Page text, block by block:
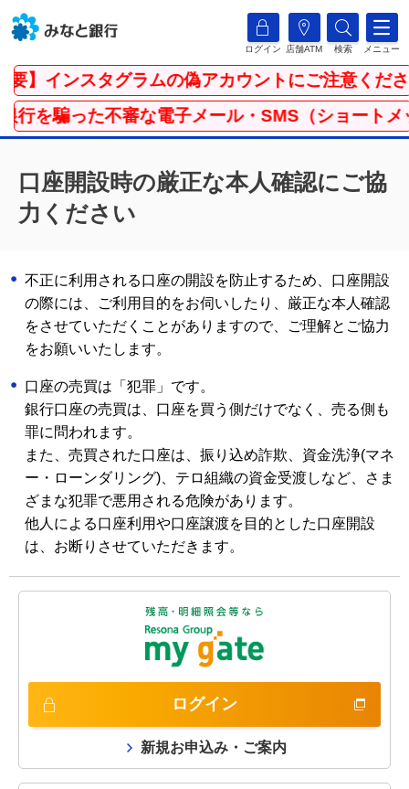
ログイン 店舗ATM 検索 メニュー
】インスタグラムの偽アカウントにご注意くださ
を騙った不審な電子メール・SMS（ショートメ
口座開設時の厳正な本人確認にご協
力ください
不正に利用される口座の開設を防止するため、口座開設
の際には、ご利用目的をお伺いしたり、厳正な本人確認
をさせていただくことがありますので、ご理解とご協力
をお願いいたします。
口座の売買は「犯罪」です。
銀行口座の売買は、口座を買う側だけでなく、売る側も
罪に問われます。
また、売買された口座は、振り込め詐欺、資金洗浄(マネ
ー・ローンダリング)、テロ組織の資金受渡しなど、さま
ざまな犯罪で悪用される危険があります。
他人による口座利用や口座譲渡を目的とした口座開設
は、お断りさせていただきます。
ログイン
新規お申込み・ご案内